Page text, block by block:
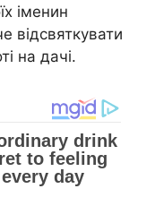
іменин
відсвяткувати
на дачі.